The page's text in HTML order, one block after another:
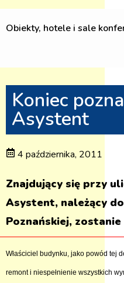
Obiekty, hotele i sale
Koniec
Asystent
4 października, 2011
Znajdujący się przy
Asystent, należący
Poznańskiej,
Właściciel budynku, jako powód tej
remont i niespełnienie wszystkich